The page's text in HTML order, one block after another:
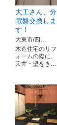
大工さん、分
電盤交換しま
す！
大東市/四…
木造住宅のリフ
ォームの際に、
天井・壁をき…